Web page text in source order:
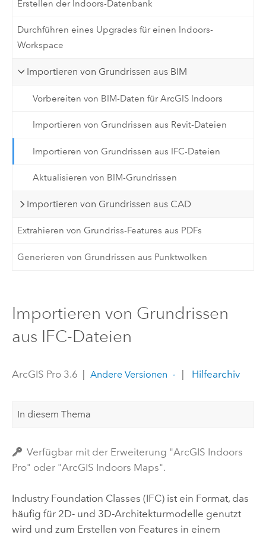
Erstellen der Indoors-Datenbank
Durchführen eines Upgrades für einen Indoors-
Workspace
Importieren von Grundrissen aus BIM
Vorbereiten von BIM-Daten für ArcGIS Indoors
Importieren von Grundrissen aus Revit-Dateien
Importieren von Grundrissen aus IFC-Dateien
Aktualisieren von BIM-Grundrissen
Importieren von Grundrissen aus CAD
Extrahieren von Grundriss-Features aus PDFs
Generieren von Grundrissen aus Punktwolken
Importieren von Grundrissen
aus IFC-Dateien
ArcGIS Pro 3.6 Andere Versionen Hilfearchiv
In diesem Thema
Verfügbar mit der Erweiterung "ArcGIS Indoors
Pro" oder "ArcGIS Indoors Maps".
Industry Foundation Classes (IFC) ist ein Format, das
häufig für 2D- und 3D-Architekturmodelle genutzt
wird und zum Erstellen von Features in einem